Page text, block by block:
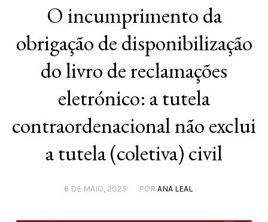
O incumprimento da
obrigação de disponibilização
do livro de reclamações
eletrónico: a tutela
contraordenacional não exclui
a tutela (coletiva) civil
6 DE MAIO, 2025 POR ANA LEAL